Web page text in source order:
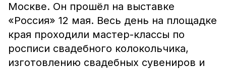
Москве. Он прошёл на выставке
«Россия» 12 мая. Весь день на площадке
края проходили мастер-классы по
росписи свадебного колокольчика,
изготовлению свадебных сувениров и